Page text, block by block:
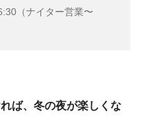
（ナイター営業〜
ば、冬の夜が楽しくな